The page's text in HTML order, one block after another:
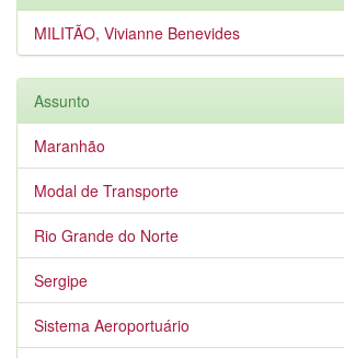
MILITÃO, Vivianne Benevides
Assunto
Maranhão
Modal de Transporte
Rio Grande do Norte
Sergipe
Sistema Aeroportuário